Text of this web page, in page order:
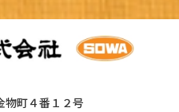
物町４番１２号